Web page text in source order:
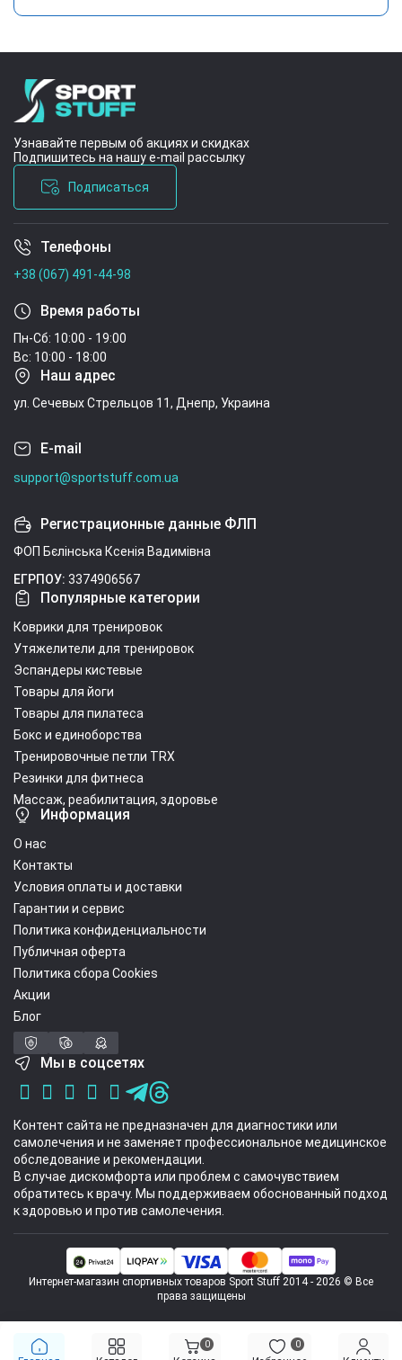
0 0
Узнавайте первым об акциях и скидках
Подпишитесь на нашу e-mail рассылку
Подписаться
Условия соглашения
Телефоны
+38 (067) 491-44-98
Время работы
Пн-Сб: 10:00 - 19:00
Вс: 10:00 - 18:00
Наш адрес
ул. Сечевых Стрельцов 11, Днепр, Украина
E-mail
support@sportstuff.com.ua
Регистрационные данные ФЛП
ФОП Бєлінська Ксенія Вадимівна
ЕГРПОУ: 3374906567
Популярные категории
Коврики для тренировок
Утяжелители для тренировок
Эспандеры кистевые
Товары для йоги
Товары для пилатеса
Бокс и единоборства
Тренировочные петли TRX
Резинки для фитнеса
Массаж, реабилитация, здоровье
Информация
О нас
Контакты
Условия оплаты и доставки
Гарантии и сервис
Политика конфиденциальности
Публичная оферта
Политика сбора Cookies
Акции
Блог
Мы в соцсетях
Контент сайта не предназначен для диагностики или
самолечения и не заменяет профессиональное медицинское
обследование и рекомендации.
В случае дискомфорта или проблем с самочувствием
обратитесь к врачу. Мы поддерживаем обоснованный подход
к здоровью и против самолечения.
Интернет-магазин спортивных товаров Sport Stuff 2014 - 2026 © Все
права защищены